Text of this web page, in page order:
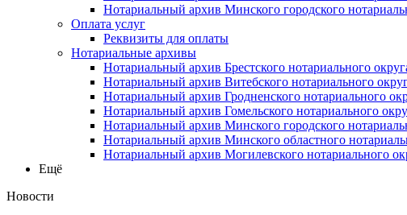
Нотариальный архив Минского городского
Оплата услуг
Реквизиты для оплаты
Нотариальные архивы
Нотариальный архив Брестского нотариального
Нотариальный архив Витебского нотариального
Нотариальный архив Гродненского нотариального
Нотариальный архив Гомельского нотариального
Нотариальный архив Минского городского
Нотариальный архив Минского областного
Нотариальный архив Могилевского нотариального
Ещё
Новости